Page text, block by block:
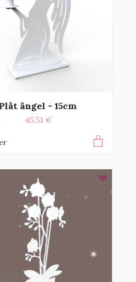
ängel - 15cm
45,51 €